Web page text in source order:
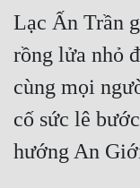
Lạc Ấn Trần
rồng lửa nhỏ
cùng mọi
cố sức lê